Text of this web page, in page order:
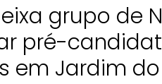
grupo de
pré-
em Jardim do